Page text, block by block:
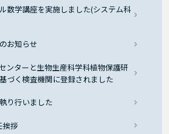
数学講座を実施しました(システム科
お知らせ
ンターと生物生産科学科植物保護研
づく検査機関に登録されました
り行いました
挨拶